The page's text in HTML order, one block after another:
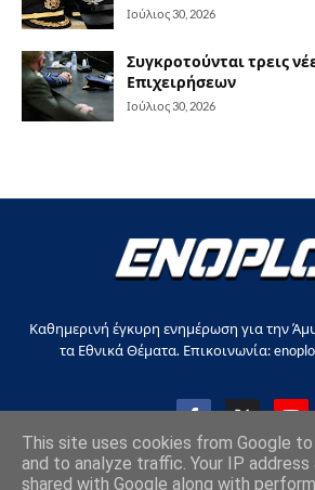
Ιούλιος 30, 2026
Συγκροτούνται τρεις
Επιχειρήσεων
Ιούλιος 30, 2026
Καθημερινή έγκυρη ενημέρωση για την
τα Εθνικά Θέματα. Επικοινωνία:
This site uses cookies from Google
and to analyze traffic. Your IP address
shared with Google along with